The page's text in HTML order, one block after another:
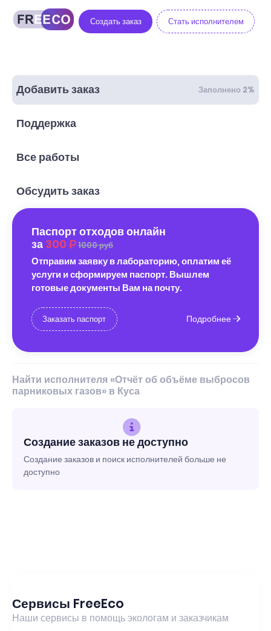
Создать заказ Стать исполнителем
Добавить заказ Заполнено 2%
Поддержка
Все работы
Обсудить заказ
Паспорт отходов онлайн
за 300 1000 руб
Отправим заявку в лабораторию, оплатим её
услуги и сформируем паспорт. Вышлем
готовые документы Вам на почту.
Заказать паспорт Подробнее
Найти исполнителя «Отчёт об объёме выбросов
парниковых газов» в Куса
Создание заказов не доступно
Создание заказов и поиск исполнителей больше не
доступно
Сервисы FreeEco
Наши сервисы в помощь экологам и заказчикам